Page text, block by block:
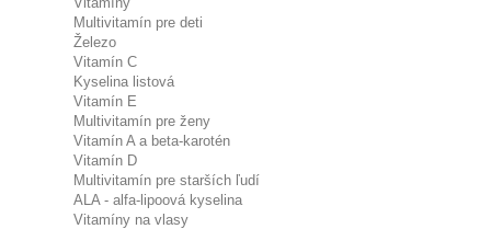
Multivitamín pre deti
Železo
Vitamín C
Kyselina listová
Vitamín E
Multivitamín pre ženy
Vitamín A a beta-karotén
Vitamín D
Multivitamín pre starších ľudí
ALA - alfa-lipoová kyselina
Vitamíny na vlasy